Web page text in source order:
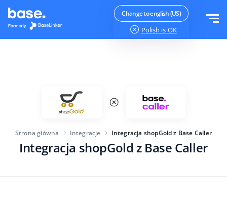
Change to english (US)
Polish is OK
Przegląd funkcji
Magazyn
Wielkość firmy
Dla startujących e-commerce
Cennik
Zaloguj
Wypróbuj za darmo
Strona główna Integracje Integracja shopGold z Base Caller
Integracja shopGold z Base Caller